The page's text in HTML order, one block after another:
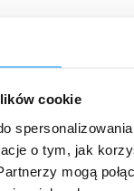
cookie
o tym, jak
mogą
Sp. z o.o.z